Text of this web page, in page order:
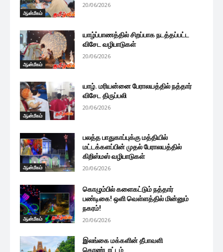
ஆன்மீகம்
20/06/2026
ஆன்மீகம்
யாழ்ப்பாணத்தில் சிறப்பாக நடத்தப்பட்ட
விசேட வழிபாடுகள்
20/06/2026
ஆன்மீகம்
யாழ். மரியன்னை பேராலயத்தில் நத்தார்
விசேட திருப்பலி
20/06/2026
ஆன்மீகம்
பலத்த பாதுகாப்புக்கு மத்தியில்
மட்டக்களப்பின் முதல் பேராலயத்தில்
கிறிஸ்மஸ் வழிபாடுகள்
20/06/2026
ஆன்மீகம்
கொழும்பில் களைகட்டும் நத்தார்
பண்டிகை! ஒளி வெள்ளத்தில் மின்னும்
நகரம்!
20/06/2026
இலங்கை மக்களின் தீபாவளி
கொண்டாட்டம்